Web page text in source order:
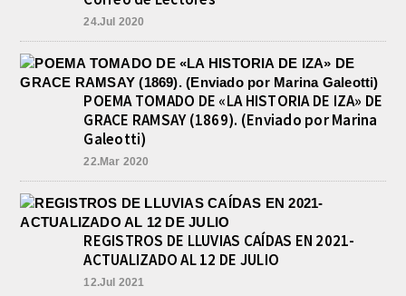
24.Jul 2020
POEMA TOMADO DE «LA HISTORIA DE IZA» DE
GRACE RAMSAY (1869). (Enviado por Marina
Galeotti)
22.Mar 2020
REGISTROS DE LLUVIAS CAÍDAS EN 2021-
ACTUALIZADO AL 12 DE JULIO
12.Jul 2021